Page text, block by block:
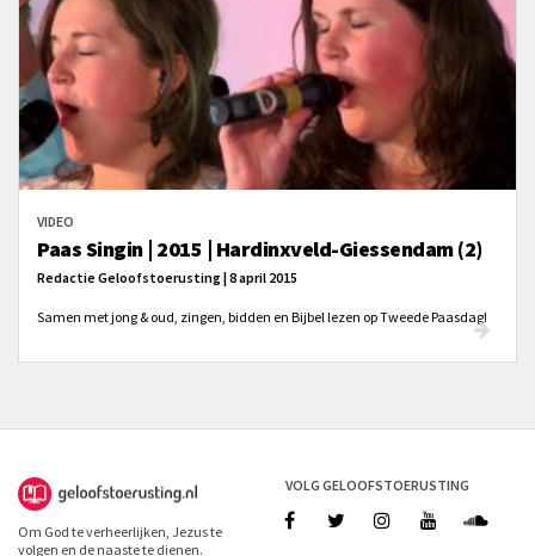
VIDEO
Paas Singin | 2015 | Hardinxveld-Giessendam (2)
Redactie Geloofstoerusting | 8 april 2015
Samen met jong & oud, zingen, bidden en Bijbel lezen op Tweede Paasdag!
Om God te verheerlijken, Jezus te
volgen en de naaste te dienen.
VOLG GELOOFSTOERUSTING